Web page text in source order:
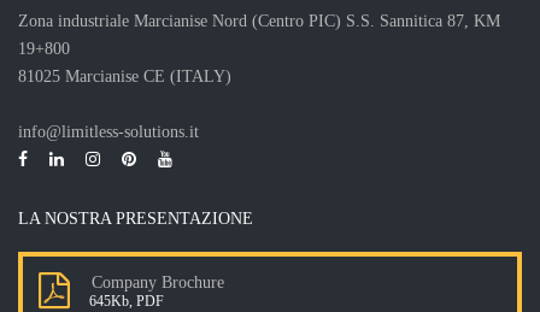
Zona industriale Marcianise Nord (Centro PIC) S.S. Sannitica 87, KM
19+800
81025 Marcianise CE (ITALY)
info@limitless-solutions.it
LA NOSTRA PRESENTAZIONE
Company Brochure
645Kb, PDF